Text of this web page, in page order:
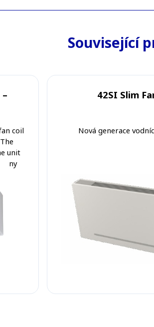
Související
coil
unit
any
42SI Slim
Nová generace